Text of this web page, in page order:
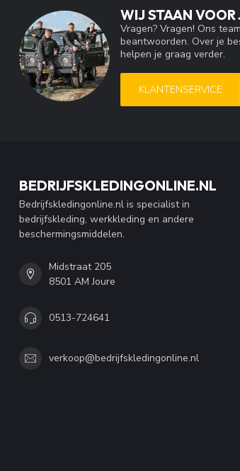
WIJ STAAN VOOR
Vragen? Vragen! Ons
beantwoorden. Over je
helpen je graag verder.
KLANTENSERVICE
BEDRIJFSKLEDINGONLINE.NL
Bedrijfskledingonline.nl is specialist in
bedrijfskleding, werkkleding en andere
beschermingsmiddelen.
Midstraat 205
8501 AM Joure
0513-724641
verkoop@bedrijfskledingonline.nl